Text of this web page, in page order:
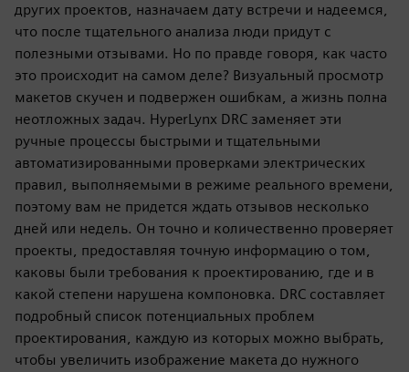
других проектов, назначаем дату встречи и надеемся,
что после тщательного анализа люди придут с
полезными отзывами. Но по правде говоря, как часто
это происходит на самом деле? Визуальный просмотр
макетов скучен и подвержен ошибкам, а жизнь полна
неотложных задач. HyperLynx DRC заменяет эти
ручные процессы быстрыми и тщательными
автоматизированными проверками электрических
правил, выполняемыми в режиме реального времени,
поэтому вам не придется ждать отзывов несколько
дней или недель. Он точно и количественно проверяет
проекты, предоставляя точную информацию о том,
каковы были требования к проектированию, где и в
какой степени нарушена компоновка. DRC составляет
подробный список потенциальных проблем
проектирования, каждую из которых можно выбрать,
чтобы увеличить изображение макета до нужного